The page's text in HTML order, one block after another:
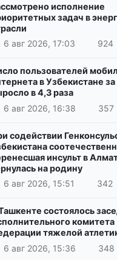
исполнение
задач в
6 авг 2026, 17:03
924
пользователей
в Узбекистане за
в 4,3 раза
6 авг 2026, 16:38
357
содействии
инсульт в
на родину
6 авг 2026, 15:51
342
состоялось
комитета
тяжелой
6 авг 2026, 15:36
348